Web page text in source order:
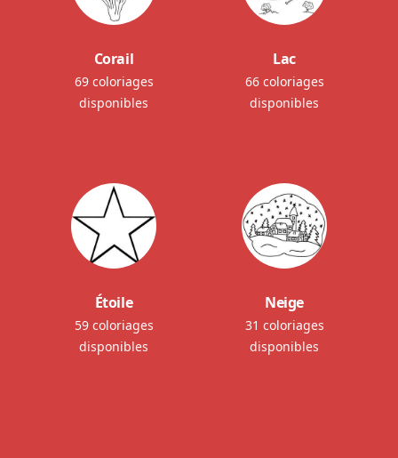
Corail
69 coloriages
disponibles
Lac
66 coloriages
disponibles
Étoile
59 coloriages
disponibles
Neige
31 coloriages
disponibles